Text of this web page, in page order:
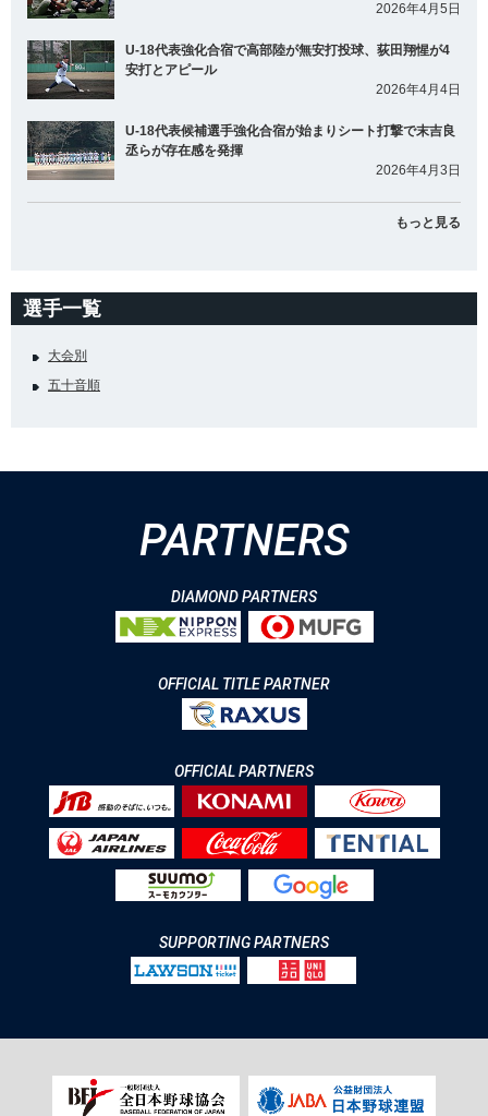
2026年4月5日
U-18代表強化合宿で高部陸が無安打投球、荻田翔惺が4
安打とアピール
2026年4月4日
U-18代表候補選手強化合宿が始まりシート打撃で末吉良
丞らが存在感を発揮
2026年4月3日
もっと見る
選手一覧
大会別
五十音順
PARTNERS
DIAMOND PARTNERS
OFFICIAL TITLE PARTNER
OFFICIAL PARTNERS
SUPPORTING PARTNERS